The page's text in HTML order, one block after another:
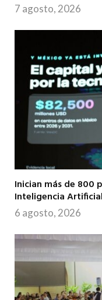
7 agosto, 2026
Inician más de 800
Inteligencia
6 agosto, 2026